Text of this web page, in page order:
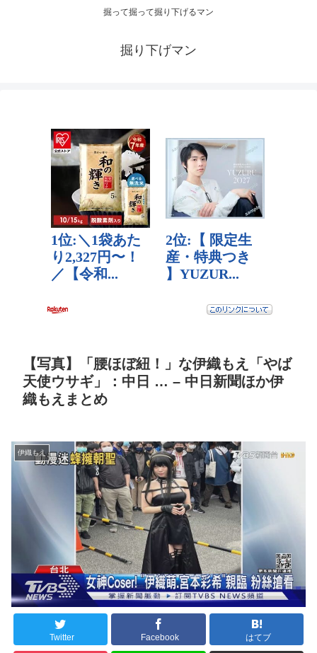
掘って掘って掘り下げるマン
掘り下げマン
【写真】「腰ほぼ紐！」な伊織もえ「やば
天使ウサギ」：中日 … – 中日新聞ほか伊
織もえまとめ
伊織もえ
Twitter Facebook はてブ